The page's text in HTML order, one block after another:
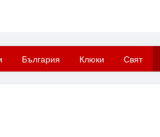
България Клюки Свят